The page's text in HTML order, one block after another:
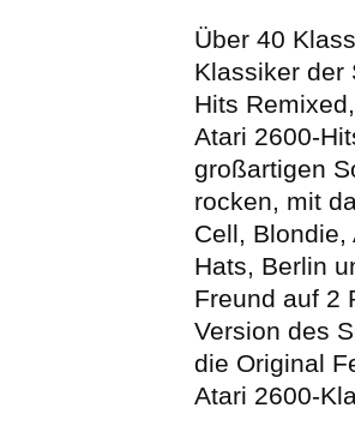
Über 40
Klassiker der
Hits
Atari 2600-
großartigen
rocken, mit
Cell, Blondie,
Hats, Berlin
Freund auf 2
Version des
die Original
Atari 2600-